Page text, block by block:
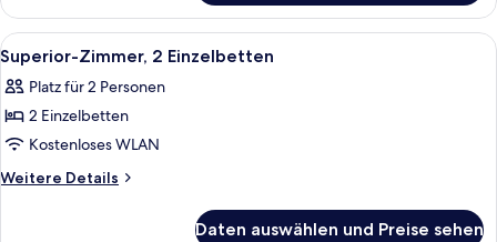
Zimmer,
1 King-
Bett
Alle
Fotos
für
Superior-
Zimmer,
2 Einzelbetten
Ein Hotelzimmer mit einem Bett,
8
Superior-Zimmer, 2 Einzelbetten
Platz für 2 Personen
2 Einzelbetten
Kostenloses WLAN
Weitere Details
Weitere
Daten auswählen und Preise sehen